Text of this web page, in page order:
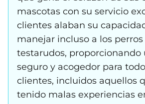
mascotas con su servicio
clientes alaban su
manejar incluso a los
testarudos, proporcionando
seguro y acogedor para
clientes, incluidos aquellos
tenido malas experiencias